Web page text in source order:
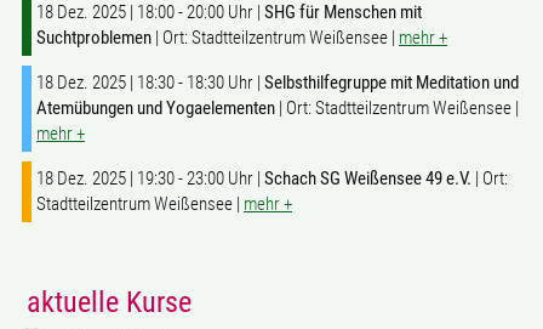
18 Dez. 2025 | 18:00 - 20:00 Uhr | SHG für Menschen mit
Suchtproblemen | Ort: Stadtteilzentrum Weißensee | mehr +
18 Dez. 2025 | 18:30 - 18:30 Uhr | Selbsthilfegruppe mit Meditation und
Atemübungen und Yogaelementen | Ort: Stadtteilzentrum Weißensee |
mehr +
18 Dez. 2025 | 19:30 - 23:00 Uhr | Schach SG Weißensee 49 e.V. | Ort:
Stadtteilzentrum Weißensee | mehr +
aktuelle Kurse